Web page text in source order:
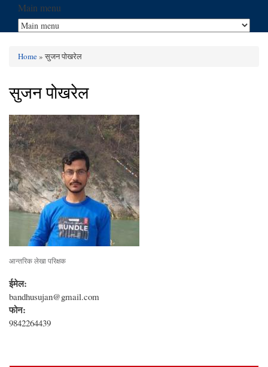
Main menu
You are here
Home» सुजन पोखरेल
सुजन पोखरेल
आन्तरिक लेखा परिक्षक
ईमेल:
bandhusujan@gmail.com
फोन:
9842264439